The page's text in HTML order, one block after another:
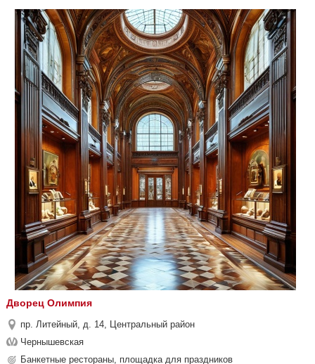
Дворец Олимпия
пр. Литейный, д. 14, Центральный район
Чернышевская
Банкетные рестораны, площадка для праздников